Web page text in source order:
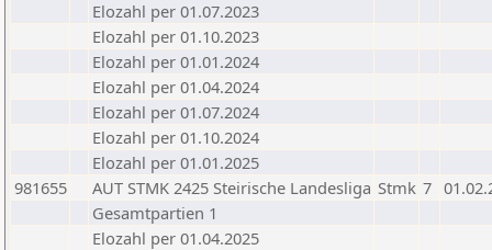
Elozahl per 01.07.2023
Elozahl per 01.10.2023
Elozahl per 01.01.2024
Elozahl per 01.04.2024
Elozahl per 01.07.2024
Elozahl per 01.10.2024
Elozahl per 01.01.2025
981655
AUT STMK 2425 Steirische Landesliga Stmk 7
Gesamtpartien 1
Elozahl per 01.04.2025